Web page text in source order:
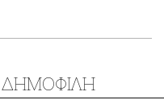
ΔΗΜΟΦΙΛΗ